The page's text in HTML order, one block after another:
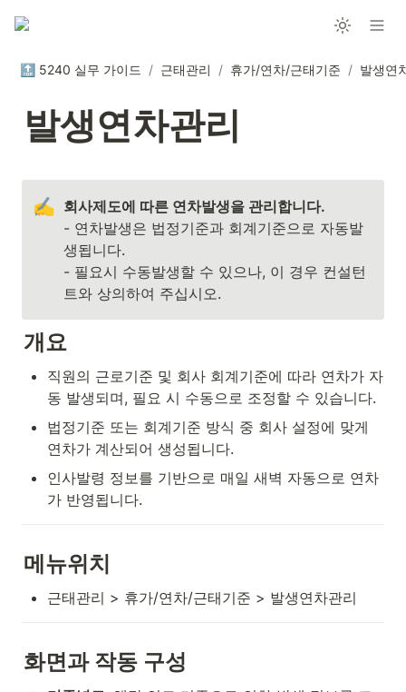
🔝 5240 실무 가이드 / 근태관리 / 휴가/연차/근태기준 / 발생연
발생연차관리
✍️
- 연차발생은 법정기준과 회계기준으로 자동발
생됩니다.
- 필요시 수동발생할 수 있으나, 이 경우 컨설턴
트와 상의하여 주십시오.
개요
직원의 근로기준 및 회사 회계기준에 따라 연차가 자
동 발생되며, 필요 시 수동으로 조정할 수 있습니다.
법정기준 또는 회계기준 방식 중 회사 설정에 맞게
연차가 계산되어 생성됩니다.
인사발령 정보를 기반으로 매일 새벽 자동으로 연차
가 반영됩니다.
메뉴위치
근태관리 > 휴가/연차/근태기준 > 발생연차관리
화면과 작동 구성